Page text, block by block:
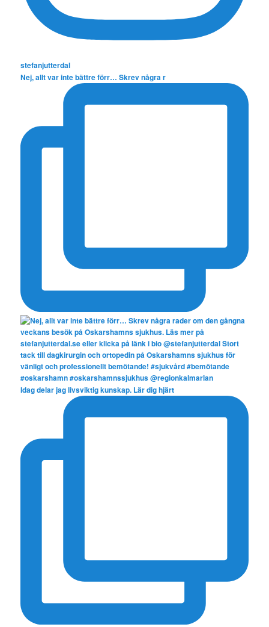
stefanjutterdal
Nej, allt var inte bättre förr… Skrev några r
Idag delar jag livsviktig kunskap. Lär dig hjärt